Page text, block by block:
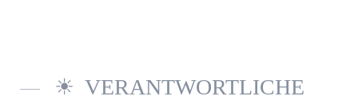
VERANTWORTLICHE